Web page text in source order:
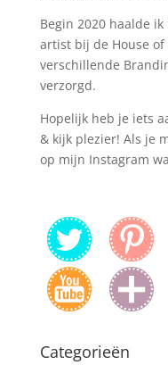
Begin 2020 haalde
artist bij de House
verschillende
verzorgd.
Hopelijk heb je iets
& kijk plezier! Als je
op mijn Instagram
Categorieën